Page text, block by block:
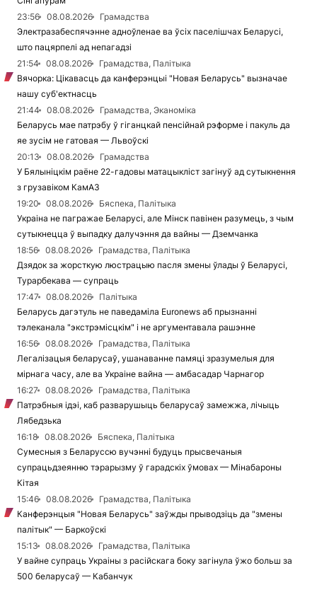
23:56
08.08.2026
Грамадства
Электразабеспячэнне адноўленае ва ўсіх паселішчах Беларусі,
што пацярпелі ад непагадзі
21:54
08.08.2026
Грамадства, Палітыка
Вячорка: Цікавасць да канферэнцыі "Новая Беларусь" вызначае
нашу суб'ектнасць
21:44
08.08.2026
Грамадства, Эканоміка
Беларусь мае патрэбу ў гіганцкай пенсійнай рэформе і пакуль да
яе зусім не гатовая — Львоўскі
20:13
08.08.2026
Грамадства
У Бялыніцкім раёне 22-гадовы матацыкліст загінуў ад сутыкнення
з грузавіком КамАЗ
19:20
08.08.2026
Бяспека, Палітыка
Украіна не пагражае Беларусі, але Мінск павінен разумець, з чым
сутыкнецца ў выпадку далучэння да вайны — Дземчанка
18:56
08.08.2026
Грамадства, Палітыка
Дзядок за жорсткую люстрацыю пасля змены ўлады ў Беларусі,
Турарбекава — супраць
17:47
08.08.2026
Палітыка
Беларусь дагэтуль не паведаміла Euronews аб прызнанні
тэлеканала "экстрэмісцкім" і не аргументавала рашэнне
16:56
08.08.2026
Грамадства, Палітыка
Легалізацыя беларусаў, ушанаванне памяці зразумелыя для
мірнага часу, але ва Украіне вайна — амбасадар Чарнагор
16:27
08.08.2026
Грамадства, Палітыка
Патрэбныя ідэі, каб разварушыць беларусаў замежжа, лічыць
Лябедзька
16:18
08.08.2026
Бяспека, Палітыка
Сумесныя з Беларуссю вучэнні будуць прысвечаныя
супрацьдзеянню тэрарызму ў гарадскіх ўмовах — Мінабароны
Кітая
15:46
08.08.2026
Грамадства, Палітыка
Канферэнцыя "Новая Беларусь" заўжды прыводзіць да "змены
палітык" — Баркоўскі
15:13
08.08.2026
Грамадства, Палітыка
У вайне супраць Украіны з расійскага боку загінула ўжо больш за
500 беларусаў — Кабанчук